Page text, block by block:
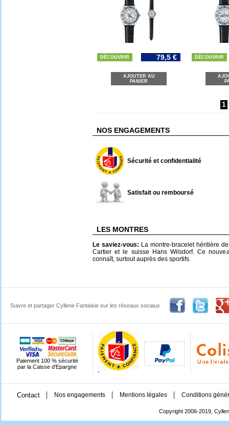
DÉCOUVRIR 79,5 €
AJOUTER AU
PANIER
DÉCOUVRIR
1
NOS ENGAGEMENTS
Sécurité et confidentialité
Satisfait ou remboursé
LES MONTRES
Le saviez-vous: La montre-bracelet héritière
Cartier et le suisse Hans Wilsdorf. Ce
connaît, surtout auprès des sportifs.
Suivre et partager Cyllene Fantaisie sur les réseaux sociaux
Paiement 100 % sécurité
par la Caisse d'Epargne
'
Contact Nos engagements Mentions légales Conditions
Copyright 2006-2019,